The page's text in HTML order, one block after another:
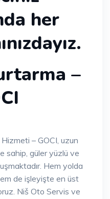
her
–
– GOCI, uzun
sahip, güler yüzlü ve
Hem yolda
de işleyişte en üst
Niš Oto Servis ve